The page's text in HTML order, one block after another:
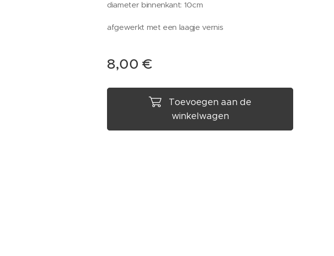
diameter binnenkant: 10cm
afgewerkt met een laagje vernis
8,00 €
Toevoegen aan de
winkelwagen